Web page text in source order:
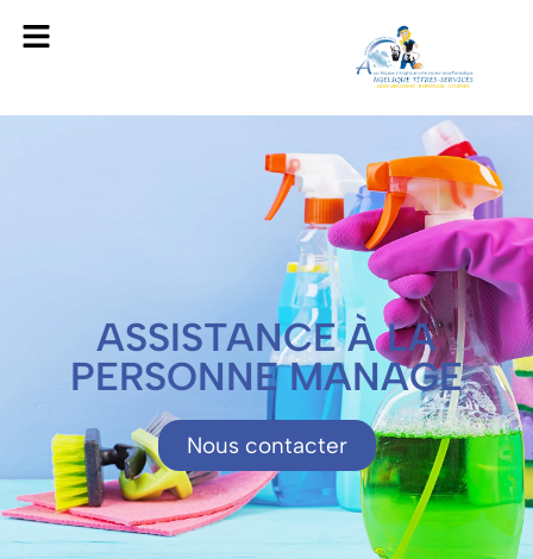
ASSISTANCE À LA
PERSONNE MANAGE
Nous contacter